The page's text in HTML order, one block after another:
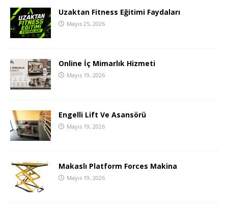
Uzaktan Fitness Eğitimi Faydaları
Mayıs 25, 2026
Online İç Mimarlık Hizmeti
Mayıs 19, 2026
Engelli Lift Ve Asansörü
Mayıs 19, 2026
Makaslı Platform Forces Makina
Mayıs 19, 2026